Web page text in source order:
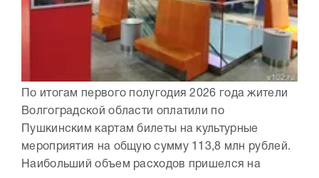
По итогам первого полугодия 2026 года жители
Волгоградской области оплатили по
Пушкинским картам билеты на культурные
мероприятия на общую сумму 113,8 млн рублей.
Наибольший объем расходов пришелся на